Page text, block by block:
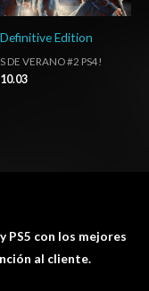
Edition
DE VERANO #2 PS4!
10.03
PS5 con los mejores
al cliente.